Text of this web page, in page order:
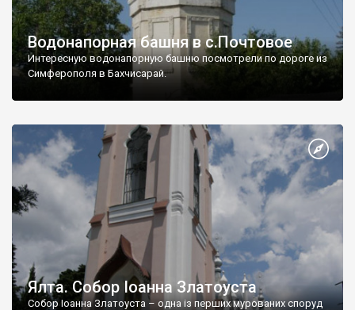
Водонапорная башня в с.Почтовое
Интересную водонапорную башню посмотрели по дороге из
Симферополя в Бахчисарай.
Ялта. Собор Іоанна Златоуста
Собор Іоанна Златоуста – одна із перших мурованих споруд